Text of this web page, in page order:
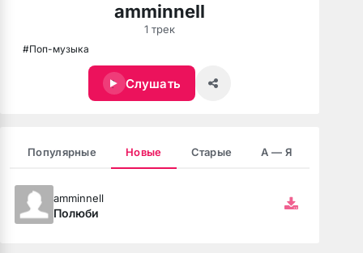
тебя помню шли дожди
amminnell
1 трек
#Поп-музыка
Слушать
Популярные Новые Старые А — Я
amminnell
Полюби